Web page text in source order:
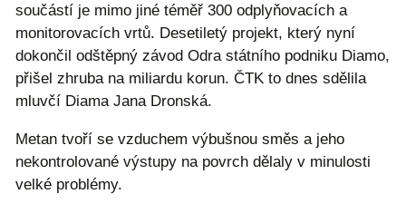
součástí je mimo jiné téměř 300 odplyňovacích a
monitorovacích vrtů. Desetiletý projekt, který nyní
dokončil odštěpný závod Odra státního podniku Diamo,
přišel zhruba na miliardu korun. ČTK to dnes sdělila
mluvčí Diama Jana Dronská.
Metan tvoří se vzduchem výbušnou směs a jeho
nekontrolované výstupy na povrch dělaly v minulosti
velké problémy.